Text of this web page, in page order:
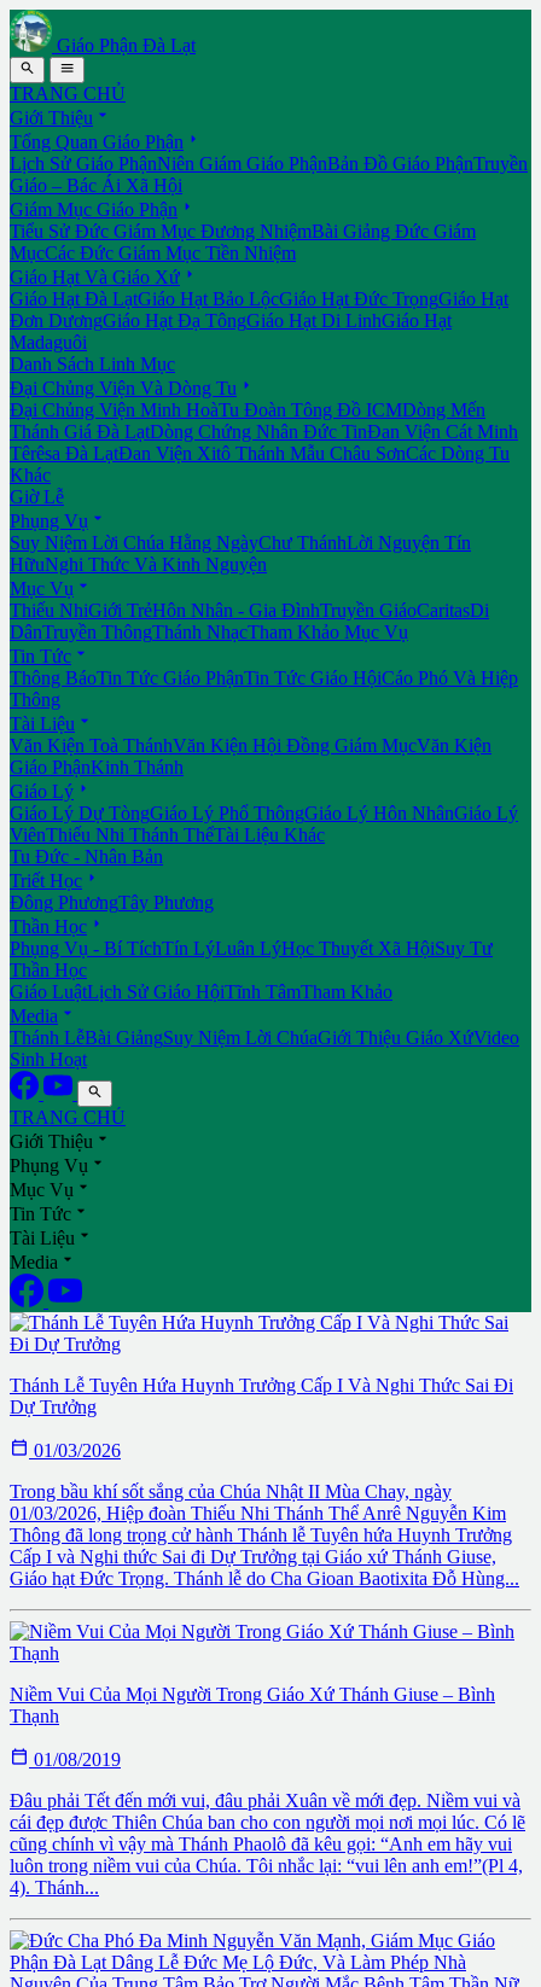
Giáo Phận Đà Lạt
 
TRANG CHỦ
Giới Thiệu 
Tổng Quan Giáo Phận 
Lịch Sử Giáo PhậnNiên Giám Giáo PhậnBản Đồ Giáo PhậnTruyền
Giáo – Bác Ái Xã Hội
Giám Mục Giáo Phận 
Tiểu Sử Đức Giám Mục Đương NhiệmBài Giảng Đức Giám
MụcCác Đức Giám Mục Tiền Nhiệm
Giáo Hạt Và Giáo Xứ 
Giáo Hạt Đà LạtGiáo Hạt Bảo LộcGiáo Hạt Đức TrọngGiáo Hạt
Đơn DươngGiáo Hạt Đạ TôngGiáo Hạt Di LinhGiáo Hạt
Madaguôi
Danh Sách Linh Mục
Đại Chủng Viện Và Dòng Tu 
Đại Chủng Viện Minh HoàTu Đoàn Tông Đồ ICMDòng Mến
Thánh Giá Đà LạtDòng Chứng Nhân Đức TinĐan Viện Cát Minh
Têrêsa Đà LạtĐan Viện Xitô Thánh Mẫu Châu SơnCác Dòng Tu
Khác
Giờ Lễ
Phụng Vụ 
Suy Niệm Lời Chúa Hằng NgàyChư ThánhLời Nguyện Tín
HữuNghi Thức Và Kinh Nguyện
Mục Vụ 
Thiếu NhiGiới TrẻHôn Nhân - Gia ĐìnhTruyền GiáoCaritasDi
DânTruyền ThôngThánh NhạcTham Khảo Mục Vụ
Tin Tức 
Thông BáoTin Tức Giáo PhậnTin Tức Giáo HộiCáo Phó Và Hiệp
Thông
Tài Liệu 
Văn Kiện Toà ThánhVăn Kiện Hội Đồng Giám MụcVăn Kiện
Giáo PhậnKinh Thánh
Giáo Lý 
Giáo Lý Dự TòngGiáo Lý Phổ ThôngGiáo Lý Hôn NhânGiáo Lý
ViênThiếu Nhi Thánh ThểTài Liệu Khác
Tu Đức - Nhân Bản
Triết Học 
Đông PhươngTây Phương
Thần Học 
Phụng Vụ - Bí TíchTín LýLuân LýHọc Thuyết Xã HộiSuy Tư
Thần Học
Giáo LuậtLịch Sử Giáo HộiTĩnh TâmTham Khảo
Media 
Thánh LễBài GiảngSuy Niệm Lời ChúaGiới Thiệu Giáo XứVideo
Sinh Hoạt

TRANG CHỦ
Giới Thiệu 
Phụng Vụ 
Mục Vụ 
Tin Tức 
Tài Liệu 
Media 
Thánh Lễ Tuyên Hứa Huynh Trưởng Cấp I Và Nghi Thức Sai Đi
Dự Trưởng
 01/03/2026
Trong bầu khí sốt sắng của Chúa Nhật II Mùa Chay, ngày
01/03/2026, Hiệp đoàn Thiếu Nhi Thánh Thể Anrê Nguyễn Kim
Thông đã long trọng cử hành Thánh lễ Tuyên hứa Huynh Trưởng
Cấp I và Nghi thức Sai đi Dự Trưởng tại Giáo xứ Thánh Giuse,
Giáo hạt Đức Trọng. Thánh lễ do Cha Gioan Baotixita Đỗ Hùng...
Niềm Vui Của Mọi Người Trong Giáo Xứ Thánh Giuse – Bình
Thạnh
 01/08/2019
Đâu phải Tết đến mới vui, đâu phải Xuân về mới đẹp. Niềm vui và
cái đẹp được Thiên Chúa ban cho con người mọi nơi mọi lúc. Có lẽ
cũng chính vì vậy mà Thánh Phaolô đã kêu gọi: “Anh em hãy vui
luôn trong niềm vui của Chúa. Tôi nhắc lại: “vui lên anh em!”(Pl 4,
4). Thánh...